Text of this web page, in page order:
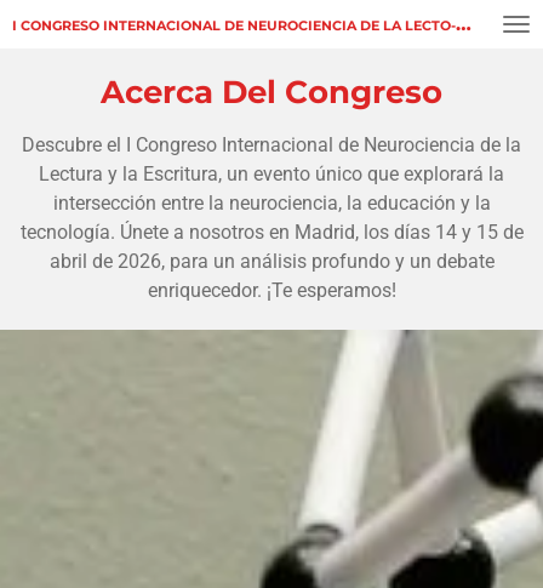
Ir
I CONGRESO INTERNACIONAL DE NEUROCIENCIA DE LA LECTO-ESCRITURA
Acerca Del Congreso
Descubre el I Congreso Internacional de Neurociencia de la
Lectura y la Escritura, un evento único que explorará la
intersección entre la neurociencia, la educación y la
tecnología. Únete a nosotros en Madrid, los días 14 y 15 de
abril de 2026, para un análisis profundo y un debate
enriquecedor. ¡Te esperamos!